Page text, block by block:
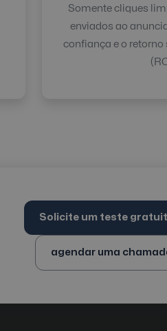
Somente cliques
enviados ao
confiança e o
Solicite um teste
agendar uma